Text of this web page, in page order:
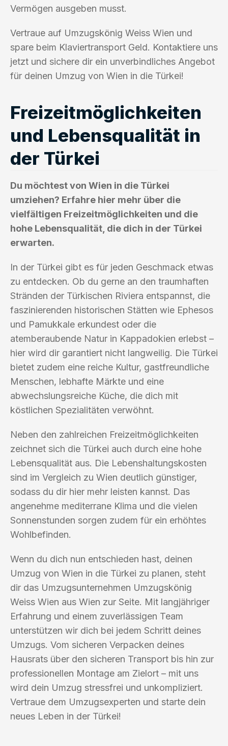
Vermögen ausgeben musst.
Vertraue auf Umzugskönig Weiss Wien und
spare beim Klaviertransport Geld. Kontaktiere uns
jetzt und sichere dir ein unverbindliches Angebot
für deinen Umzug von Wien in die Türkei!
Freizeitmöglichkeiten
und Lebensqualität in
der Türkei
Du möchtest von Wien in die Türkei
umziehen? Erfahre hier mehr über die
vielfältigen Freizeitmöglichkeiten und die
hohe Lebensqualität, die dich in der Türkei
erwarten.
In der Türkei gibt es für jeden Geschmack etwas
zu entdecken. Ob du gerne an den traumhaften
Stränden der Türkischen Riviera entspannst, die
faszinierenden historischen Stätten wie Ephesos
und Pamukkale erkundest oder die
atemberaubende Natur in Kappadokien erlebst –
hier wird dir garantiert nicht langweilig. Die Türkei
bietet zudem eine reiche Kultur, gastfreundliche
Menschen, lebhafte Märkte und eine
abwechslungsreiche Küche, die dich mit
köstlichen Spezialitäten verwöhnt.
Neben den zahlreichen Freizeitmöglichkeiten
zeichnet sich die Türkei auch durch eine hohe
Lebensqualität aus. Die Lebenshaltungskosten
sind im Vergleich zu Wien deutlich günstiger,
sodass du dir hier mehr leisten kannst. Das
angenehme mediterrane Klima und die vielen
Sonnenstunden sorgen zudem für ein erhöhtes
Wohlbefinden.
Wenn du dich nun entschieden hast, deinen
Umzug von Wien in die Türkei zu planen, steht
dir das Umzugsunternehmen Umzugskönig
Weiss Wien aus Wien zur Seite. Mit langjähriger
Erfahrung und einem zuverlässigen Team
unterstützen wir dich bei jedem Schritt deines
Umzugs. Vom sicheren Verpacken deines
Hausrats über den sicheren Transport bis hin zur
professionellen Montage am Zielort – mit uns
wird dein Umzug stressfrei und unkompliziert.
Vertraue dem Umzugsexperten und starte dein
neues Leben in der Türkei!